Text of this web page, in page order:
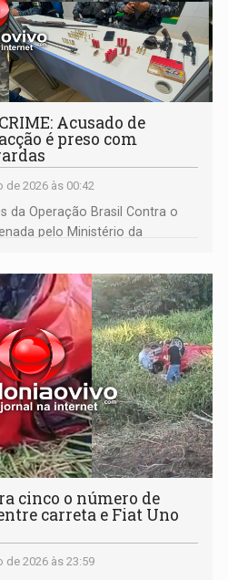
Acusado de
é preso com
de 2026 às 00:42
da Operação Brasil Contra o
pelo Ministério da
cinco o número de
carreta e Fiat Uno
de 2026 às 23:59